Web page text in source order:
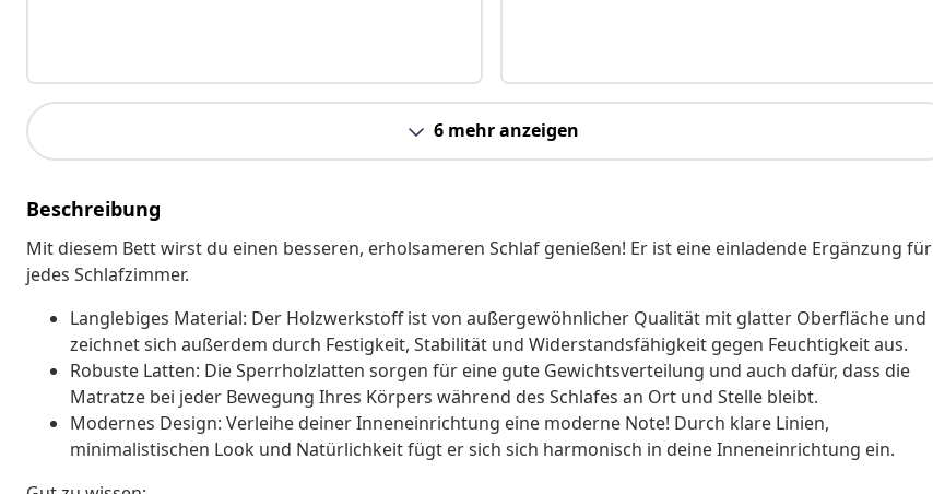
6 mehr anzeigen
Beschreibung
Mit diesem Bett wirst du einen besseren, erholsameren Schlaf genießen! Er ist eine einladende Ergänzung für
jedes Schlafzimmer.
Langlebiges Material: Der Holzwerkstoff ist von außergewöhnlicher Qualität mit glatter Oberfläche und
zeichnet sich außerdem durch Festigkeit, Stabilität und Widerstandsfähigkeit gegen Feuchtigkeit aus.
Robuste Latten: Die Sperrholzlatten sorgen für eine gute Gewichtsverteilung und auch dafür, dass die
Matratze bei jeder Bewegung Ihres Körpers während des Schlafes an Ort und Stelle bleibt.
Modernes Design: Verleihe deiner Inneneinrichtung eine moderne Note! Durch klare Linien,
minimalistischen Look und Natürlichkeit fügt er sich sich harmonisch in deine Inneneinrichtung ein.